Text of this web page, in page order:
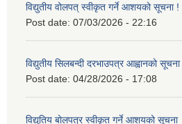
विद्युतीय वोलपत् स्वीकृत गर्ने आशयको सूचना !
Post date: 07/03/2026 - 22:16
विद्युतीय सिलबन्दी दरभाउपत्र आह्वानको सूचना
Post date: 04/28/2026 - 17:08
विद्युतिय बोलपत्र स्वीकृत गर्ने आशयको सूचना